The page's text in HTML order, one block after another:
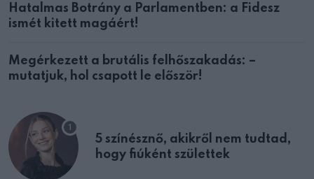
Hatalmas Botrány a Parlamentben: a Fidesz
ismét kitett magáért!
Megérkezett a brutális felhőszakadás: –
mutatjuk, hol csapott le először!
5 színésznő, akikről nem tudtad,
hogy fiúként születtek